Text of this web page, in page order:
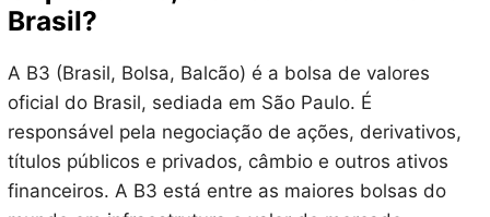
Brasil?
A B3 (Brasil, Bolsa, Balcão) é a bolsa de valores
oficial do Brasil, sediada em São Paulo. É
responsável pela negociação de ações, derivativos,
títulos públicos e privados, câmbio e outros ativos
financeiros. A B3 está entre as maiores bolsas do